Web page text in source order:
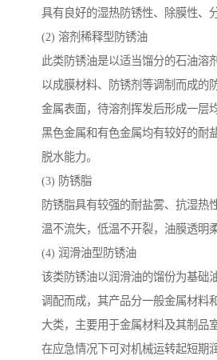
具有良好的湿热防锈性、除膜性、
(2) 溶剂稀释型防锈油
此类防锈油是以适当馏分的石油溶
以成膜材料、防锈剂等调制而成的
金属表面，待溶剂挥发后形成一层
黑色金属和有色金属均有较好的耐
脱水能力。
(3) 防锈脂
防锈脂具有较强的耐盐雾、抗湿热
温不流失，低温不开裂，油膜透明
(4) 润滑油型防锈油
该类防锈油以润滑油的馏份为基础
调配而成，其产品分一般金属材料
大类，主要用于金属材料及其制品
在应急情况下可对机械运转起短期